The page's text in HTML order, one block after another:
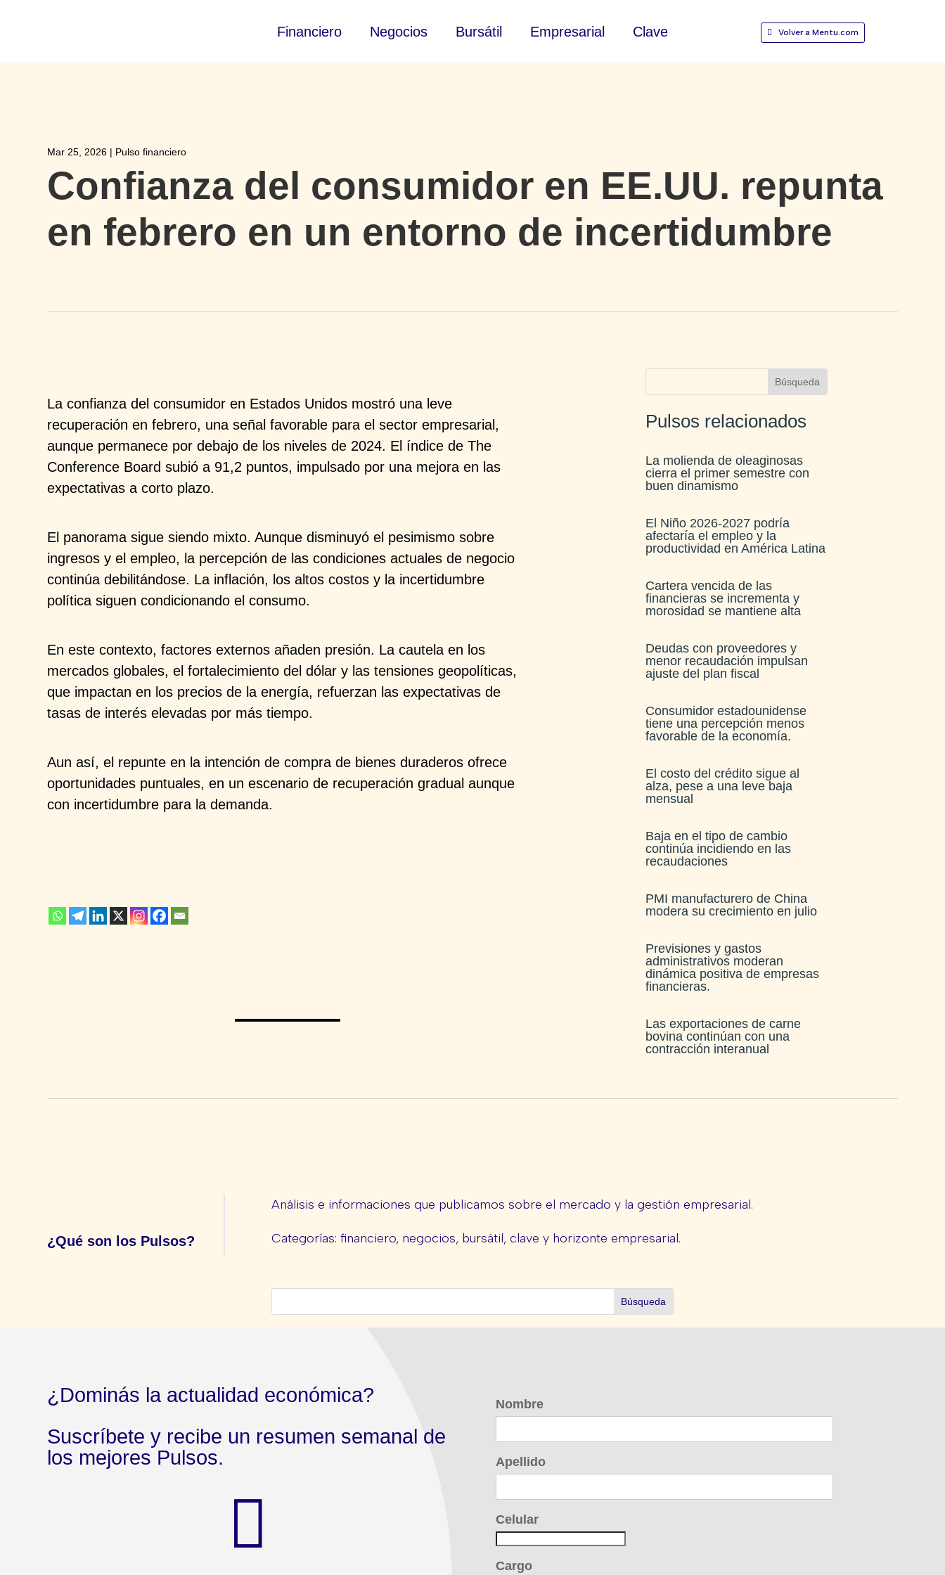
Financiero Negocios Bursátil Empresarial Clave Volver a Mentu.com
Mar 25, 2026 | Pulso financiero
Confianza del consumidor en EE.UU. repunta
en febrero en un entorno de incertidumbre
La confianza del consumidor en Estados Unidos mostró una leve
recuperación en febrero, una señal favorable para el sector empresarial,
aunque permanece pordebajo de los niveles de 2024. El índice deThe
Conference Board subió a 91,2 puntos, impulsado por una mejora en las
expectativas a corto plazo.
El panorama sigue siendo mixto. Aunque disminuyó el pesimismo sobre
ingresos y el empleo, la percepción de las condiciones actuales de negocio
continúadebilitándose. La inflación, los altos costos y la incertidumbre
política siguen condicionando elconsumo.
En este contexto, factores externos añaden presión. Lacautela en los
mercados globales, el fortalecimiento deldólar y las tensiones geopolíticas,
que impactan en los precios de la energía, refuerzan las expectativas de
tasas de interés elevadas por más tiempo.
Aun así, el repunte en la intención de compra de bienesduraderos ofrece
oportunidades puntuales, en unescenario de recuperacióngradual aunque
con incertidumbre para la demanda.
Pulsos relacionados
La molienda de oleaginosas
cierra el primer semestre con
buen dinamismo​
El Niño 2026-2027 podría
afectaría el empleo y la
productividad en América Latina​
Cartera vencida de las
financieras se incrementa y
morosidad se mantiene alta​
Deudas con proveedores y
menor recaudación impulsan
ajuste del plan fiscal​
Consumidor estadounidense
tiene una percepción menos
favorable de la economía​.
El costo del crédito sigue al
alza, pese a una leve baja
mensual​
Baja en el tipo de cambio
continúa incidiendo en las
recaudaciones​
PMI manufacturero de China
modera su crecimiento en julio​
Previsiones y gastos
administrativos moderan
dinámica positiva de empresas
financieras​.
Las exportaciones de carne
bovina continúan con una
contracción interanual
¿Qué son los Pulsos?
Análisis e informaciones que publicamos sobre el mercado y la gestión empresarial.
Categorías: financiero, negocios, bursátil, clave y horizonte empresarial.
¿Dominás la actualidad económica?
Suscríbete y recibe un resumen semanal de
los mejores Pulsos.

Nombre
Apellido
Celular
Cargo